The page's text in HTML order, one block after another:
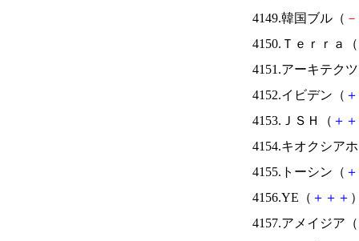
4149.韓国ブル（ －
4150.Ｔｅｒｒａ（
4151.アーキテク
4152.イビデン（ ＋
4153.ＪＳＨ（ ＋ ＋
4154.キオクシア
4155.トーシン（ ＋
4156.YE（ ＋ ＋ ＋
4157.アメイジア（